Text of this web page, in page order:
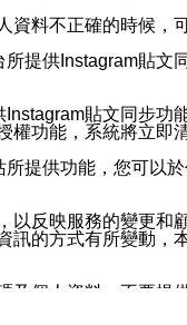
資料不正確的時候，
提供Instagram貼文
貼文同步
權功能，系統將立即
提供功能，您可以
以反映服務的變更和
訊的方式有所變動，
及個人資料，不要提
信件或進入所機關管